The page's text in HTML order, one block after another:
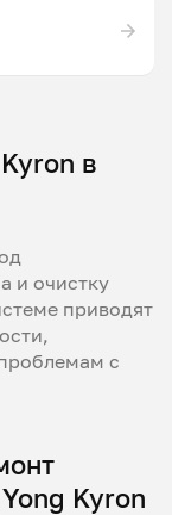
в
и очистку
приводят
с
Kyron